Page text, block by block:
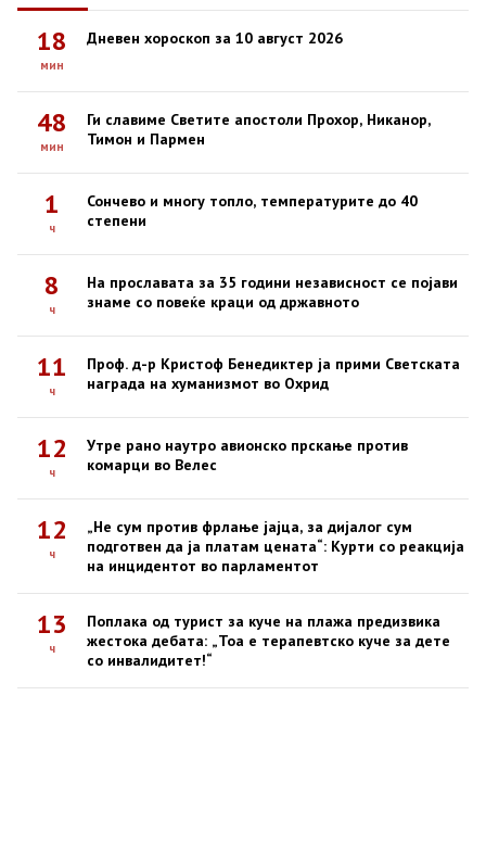
18
мин
Дневен хороскоп за 10 август 2026
48
мин
Ги славиме Светите апостоли Прохор, Никанор,
Тимон и Пармен
1
ч
Сончево и многу топло, температурите до 40
степени
8
ч
На прославата за 35 години независност се појави
знаме со повеќе краци од државното
11
ч
Проф. д-р Кристоф Бенедиктер ја прими Светската
награда на хуманизмот во Охрид
12
ч
Утре рано наутро авионско прскање против
комарци во Велес
12
ч
„Не сум против фрлање јајца, за дијалог сум
подготвен да ја платам цената“: Курти со реакција
на инцидентот во парламентот
13
ч
Поплака од турист за куче на плажа предизвика
жестока дебата: „Тоа е терапевтско куче за дете
со инвалидитет!“